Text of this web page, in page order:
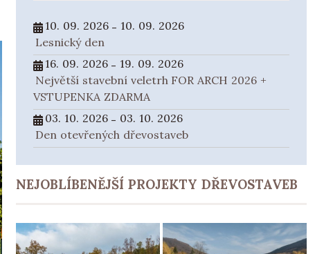
10. 09. 2026- 10. 09. 2026
Lesnický den
16. 09. 2026- 19. 09. 2026
Největší stavební veletrh FOR ARCH 2026 +
VSTUPENKA ZDARMA
03. 10. 2026- 03. 10. 2026
Den otevřených dřevostaveb
NEJOBLÍBENĚJŠÍ PROJEKTY DŘEVOSTAVEB